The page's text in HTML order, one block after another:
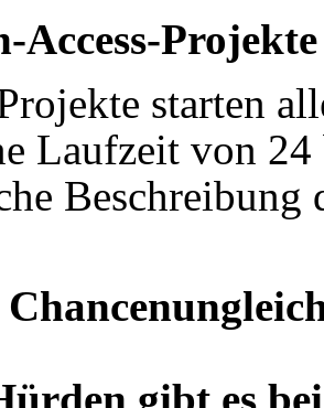
Access-
starten
Laufzeit von
gibt es